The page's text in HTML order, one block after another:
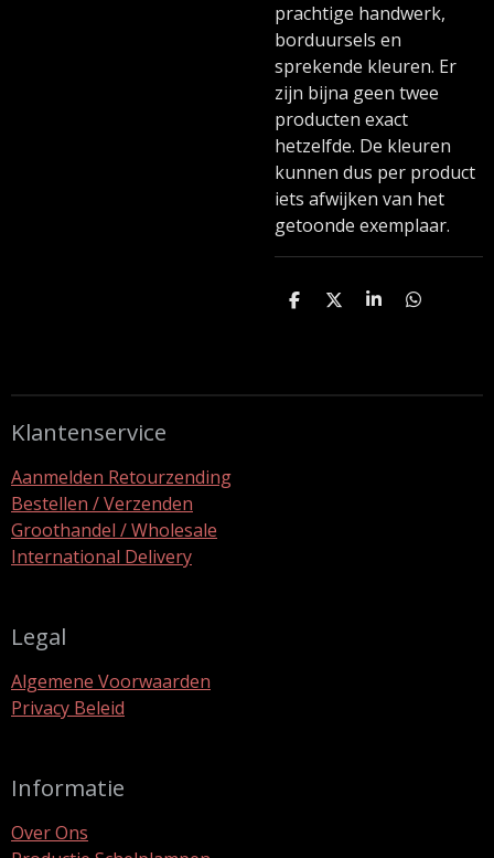
prachtige handwerk,
borduursels en
sprekende kleuren. Er
zijn bijna geen twee
producten exact
hetzelfde. De kleuren
kunnen dus per product
iets afwijken van het
getoonde exemplaar.
D
D
S
D
Klantenservice
Aanmelden Retourzending
Bestellen / Verzenden
Groothandel / Wholesale
International Delivery
Legal
Algemene Voorwaarden
Privacy Beleid
Informatie
Over Ons